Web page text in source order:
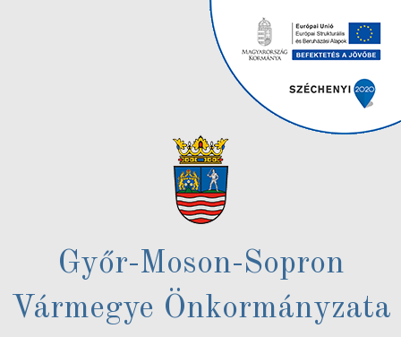
Győr-Moson-Sopron
Vármegye Önkormányzata